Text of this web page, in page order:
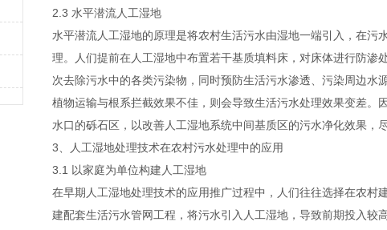
2.3 水平潜流人工湿地
水平潜流人工湿地的原理是将农村生活污水由湿地一端引入，在
理。人们提前在人工湿地中布置若干基质填料床，对床体进行防
次去除污水中的各类污染物，同时预防生活污水渗透、污染周边
植物运输与根系拦截效果不佳，则会导致生活污水处理效果变差
水口的砾石区，以改善人工湿地系统中间基质区的污水净化效果，
3、人工湿地处理技术在农村污水处理中的应用
3.1 以家庭为单位构建人工湿地
在早期人工湿地处理技术的应用推广过程中，人们往往选择在农
建配套生活污水管网工程，将污水引入人工湿地，导致前期投入